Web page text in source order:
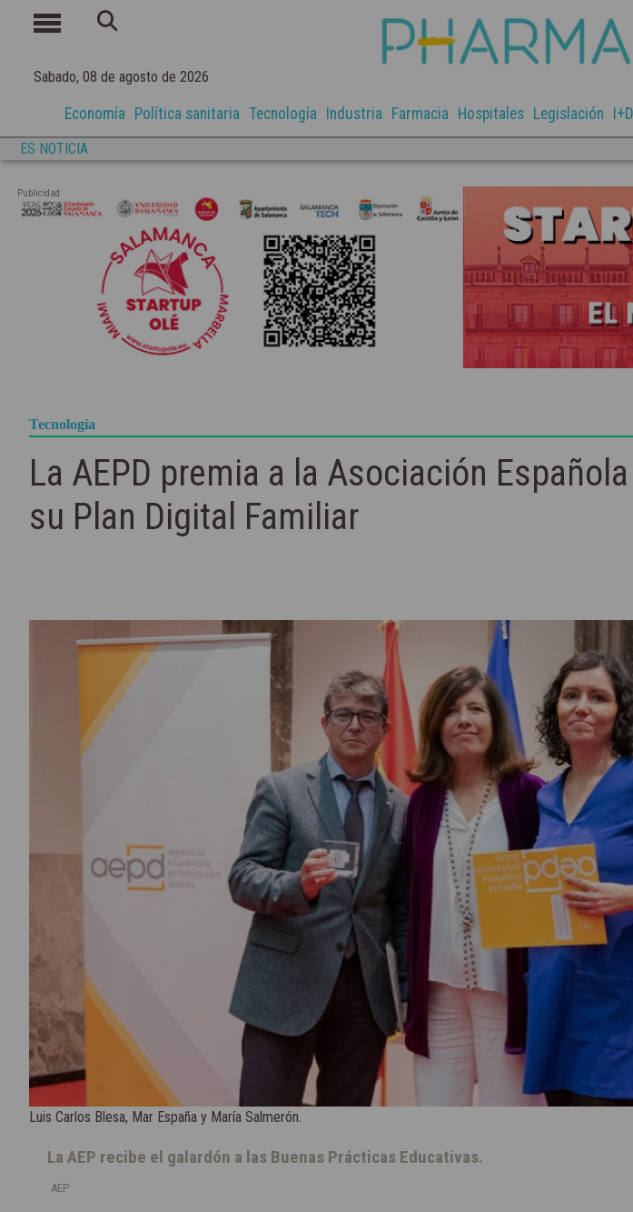
Sabado, 08 de agosto de 2026
Economía Política sanitaria Tecnología Industria Farmacia Hospitales Legislación I+D
ES NOTICIA
Publicidad
Tecnología
La AEPD premia a la Asociación
su Plan Digital Familiar
Luis Carlos Blesa, Mar España y María Salmerón.
La AEP recibe el galardón a las Buenas Prácticas Educativas.
AEP